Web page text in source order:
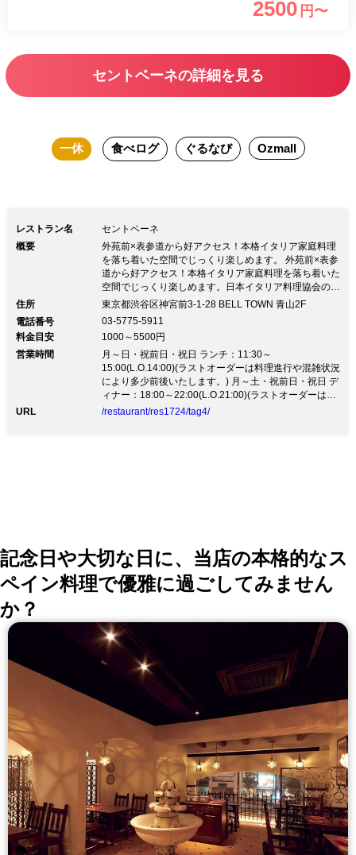
ンティークのオブジェ、インテリアを配
おもてなしの機会に最適なランチコース
2500 円〜
セントベーネの詳細を見る
一休 食べログ ぐるなび Ozmall
レストラン名
セントベーネ
概要
外苑前×表参道から好アクセス！本格イタリア家庭料理
を落ち着いた空間でじっくり楽しめます。 外苑前×表参
道から好アクセス！本格イタリア家庭料理を落ち着いた
空間でじっくり楽しめます。日本イタリア料理協会の会
長も務める巨匠・落合務シェフからただ一人暖簾分けを
氏が神宮前にオープンした「Sento Bene」 一品ごとグ
リルで焼き上げる手延べの『ラザーニャ』は雑誌・TV
で取り上げられ大人気！伊産の小麦やそば粉をめん棒で
仕上げるもっちり『手打ちパスタ』の数々、生クリーム
を使わず卵をたっぷり使った名物『カルボナーラ』、野
菜は有機野菜が中心。
住所
東京都渋谷区神宮前3-1-28 BELL TOWN 青山2F
電話番号
03-5775-5911
料金目安
1000～5500円
営業時間
月～日・祝前日・祝日 ランチ：11:30～
15:00(L.O.14:00)(ラストオーダーは料理進行や混雑状況
により多少前後いたします。) 月～土・祝前日・祝日 デ
ィナー：18:00～22:00(L.O.21:00)(ラストオーダーは料
理進行や混雑状況により多少前後いたします。)
URL /restaurant/res1724/tag4/
記念日や大切な日に、当店の本格的なス
ペイン料理で優雅に過ごしてみません
か？